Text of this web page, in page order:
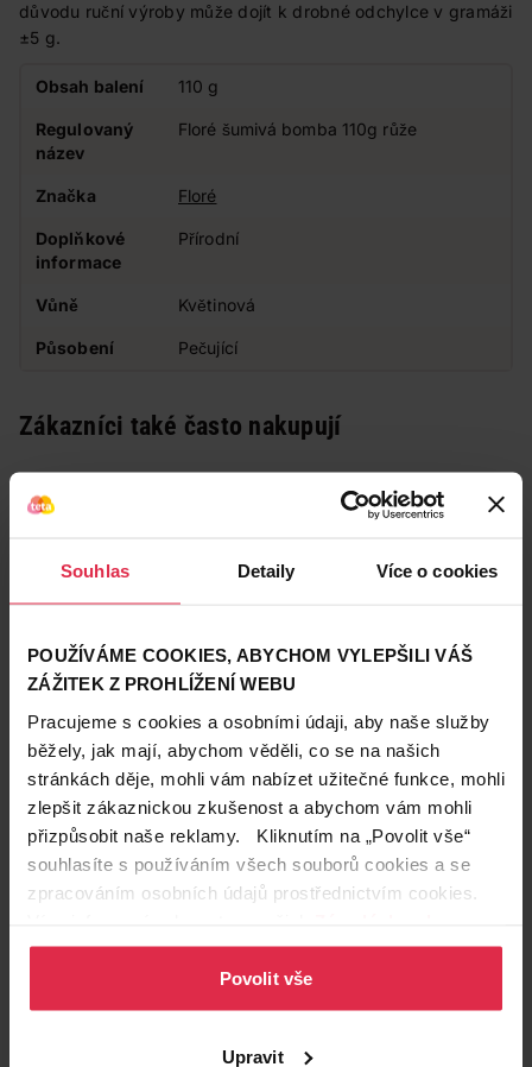
Souhlas Detaily Více o cookies
POUŽÍVÁME COOKIES, ABYCHOM VYLEPŠILI VÁŠ
ZÁŽITEK Z PROHLÍŽENÍ WEBU
Pracujeme s cookies a osobními údaji, aby naše služby
běžely, jak mají, abychom věděli, co se na našich
stránkách děje, mohli vám nabízet užitečné funkce, mohli
zlepšit zákaznickou zkušenost a abychom vám mohli
přizpůsobit naše reklamy. Kliknutím na „Povolit vše“
souhlasíte s používáním všech souborů cookies a se
zpracováním osobních údajů prostřednictvím cookies.
osobních údajů.
Povolit vše
Upravit
důvodu ruční výroby může dojít k drobné odchylce v gramáži
±5 g.
Obsah balení 110 g
Regulovaný
název
Floré šumivá bomba 110g růže
Značka Floré
Doplňkové
informace
Přírodní
Vůně Květinová
Působení Pečující
Zákazníci také často nakupují
Podobné produkty